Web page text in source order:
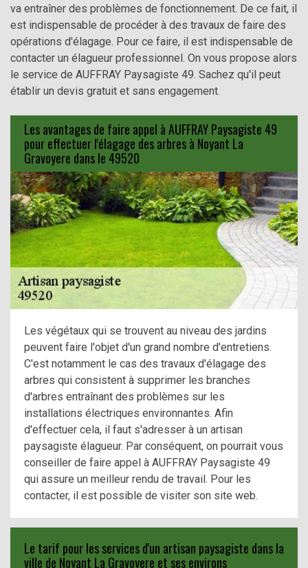
va entraîner des problèmes de fonctionnement. De ce fait, il
est indispensable de procéder à des travaux de faire des
opérations d'élagage. Pour ce faire, il est indispensable de
contacter un élagueur professionnel. On vous propose alors
le service de AUFFRAY Paysagiste 49. Sachez qu'il peut
établir un devis gratuit et sans engagement.
Les avantages de faire appel à AUFFRAY Paysagiste 49
pour effectuer l'élagage des arbres à Noyant La
Gravoyere dans le 49520
Les végétaux qui se trouvent au niveau des jardins
peuvent faire l'objet d'un grand nombre d'entretiens.
C'est notamment le cas des travaux d'élagage des
arbres qui consistent à supprimer les branches
d'arbres entraînant des problèmes sur les
installations électriques environnantes. Afin
d'effectuer cela, il faut s'adresser à un artisan
paysagiste élagueur. Par conséquent, on pourrait vous
conseiller de faire appel à AUFFRAY Paysagiste 49
qui assure un meilleur rendu de travail. Pour les
contacter, il est possible de visiter son site web.
Le tarif pour les services d'un artisan paysagiste dans la
ville de Noyant La Gravoyere et ses environs